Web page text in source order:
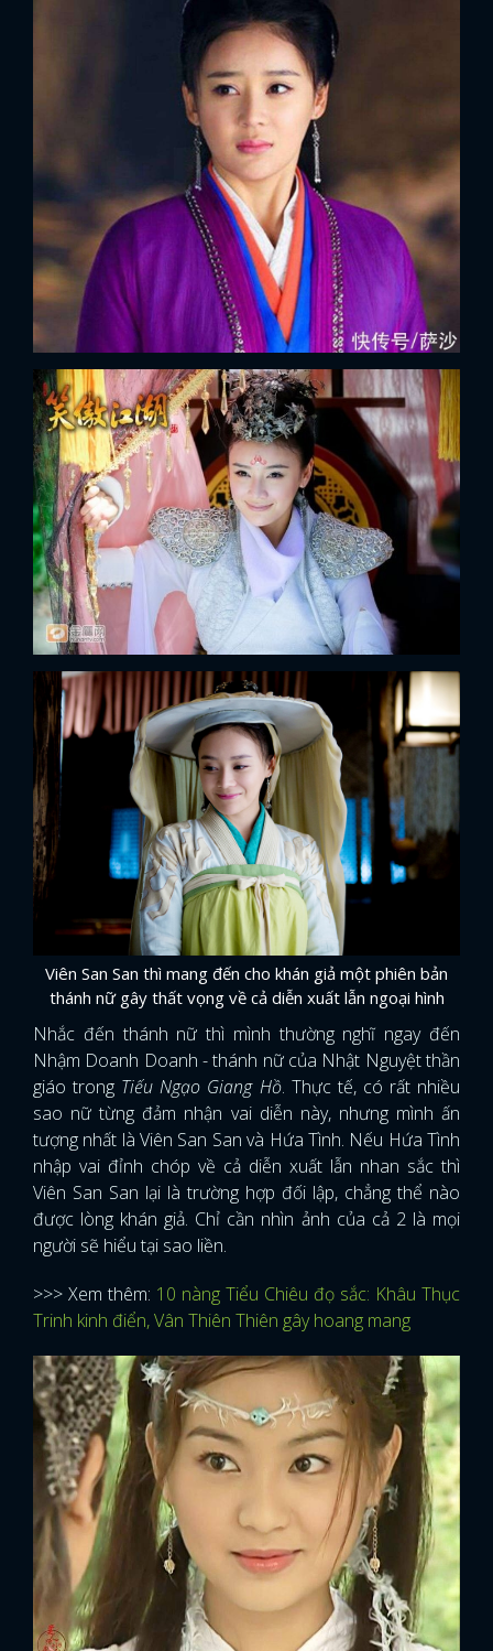
Viên San San thì mang đến cho khán giả một phiên bản
thánh nữ gây thất vọng về cả diễn xuất lẫn ngoại hình
Nhắc đến thánh nữ thì mình thường nghĩ ngay đến
Nhậm Doanh Doanh - thánh nữ của Nhật Nguyệt thần
giáo trong Tiếu Ngạo Giang Hồ. Thực tế, có rất nhiều
sao nữ từng đảm nhận vai diễn này, nhưng mình ấn
tượng nhất là Viên San San và Hứa Tình. Nếu Hứa Tình
nhập vai đỉnh chóp về cả diễn xuất lẫn nhan sắc thì
Viên San San lại là trường hợp đối lập, chẳng thể nào
được lòng khán giả. Chỉ cần nhìn ảnh của cả 2 là mọi
người sẽ hiểu tại sao liền.
>>> Xem thêm: 10 nàng Tiểu Chiêu đọ sắc: Khâu Thục
Trinh kinh điển, Vân Thiên Thiên gây hoang mang